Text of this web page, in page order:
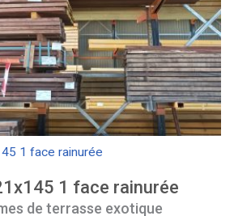
1 face rainurée
1 face rainurée
de terrasse exotique